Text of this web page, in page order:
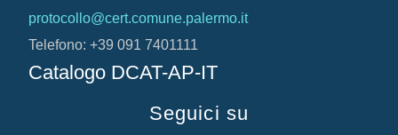
protocollo@cert.comune.palermo.it
Telefono: +39 091 7401111
Catalogo DCAT-AP-IT
Seguici su